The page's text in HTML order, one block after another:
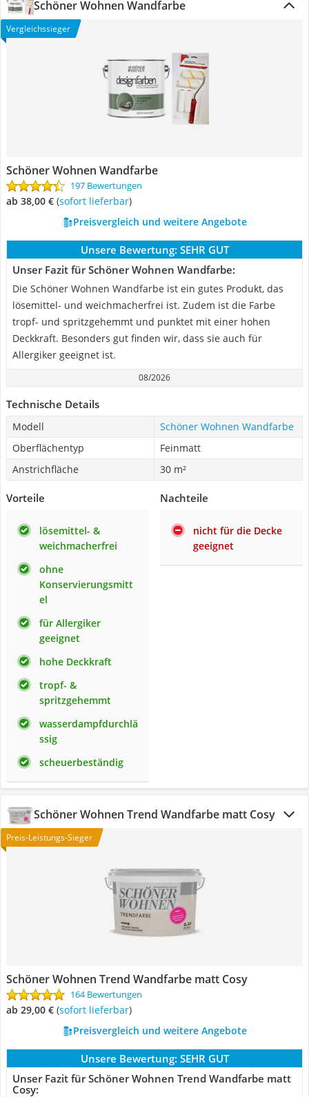
Schöner Wohnen Wandfarbe
Vergleichssieger
Schöner Wohnen Wandfarbe
197 Bewertungen
ab 38,00 € ( Sofort lieferbar)
Preisvergleich und weitere Angebote
Unsere Bewertung: SEHR GUT
Unser Fazit für Schöner Wohnen Wandfarbe:
Die Schöner Wohnen Wandfarbe ist ein gutes Produkt, das
lösemittel- und weichmacherfrei ist. Zudem ist die Farbe
tropf- und spritzgehemmt und punktet mit einer hohen
Deckkraft. Besonders gut finden wir, dass sie auch für
Allergiker geeignet ist.
08/2026
Technische Details
Modell
Schöner Wohnen Wandfarbe
Oberflächentyp
Feinmatt
Anstrichfläche
30 m²
Vorteile
lösemittel- &
weichmacherfrei
ohne
Konservierungsmitt
el
für Allergiker
geeignet
hohe Deckkraft
tropf- &
spritzgehemmt
wasserdampfdurchlä
ssig
scheuerbeständig
Nachteile
nicht für die Decke
geeignet
Schöner Wohnen Trend Wandfarbe matt Cosy
Preis-Leistungs-Sieger
Schöner Wohnen Trend Wandfarbe matt Cosy
164 Bewertungen
ab 29,00 € ( Sofort lieferbar)
Preisvergleich und weitere Angebote
Unsere Bewertung: SEHR GUT
Unser Fazit für Schöner Wohnen Trend Wandfarbe matt
Cosy: